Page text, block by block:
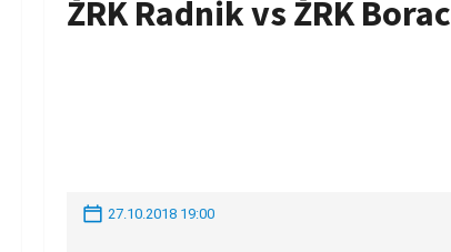
ŽRK Radnik vs ŽRK Borac
27.10.2018 19:00